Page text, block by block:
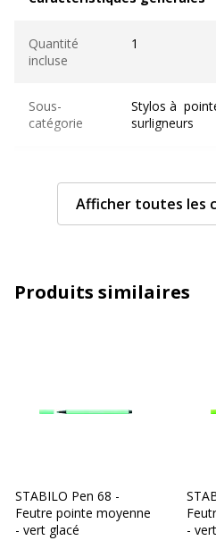
Quantité
incluse
1
Sous-
catégorie
Stylos à
surligneurs
produit
Caractéristiques techniques
Avec bouchon
Afficher toutes les
Produits similaires
STABILO Pen 68 -
Feutre pointe moyenne
- vert glacé
-